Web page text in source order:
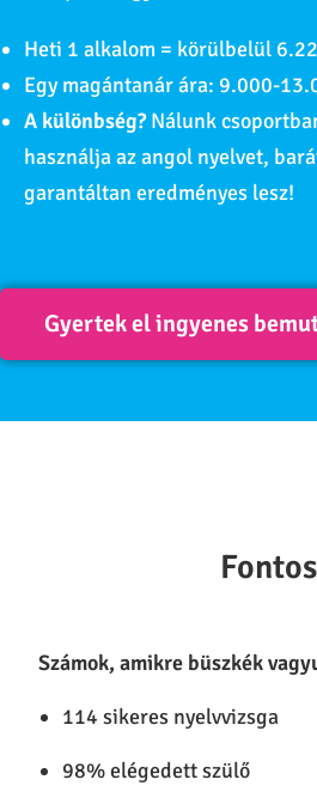
Heti 1 alkalom = körülbelül
Egy magántanár ára: 9.000-
A különbség?Nálunk
használja az angol nyelvet,
garantáltan eredményes lesz!
Gyertek el ingyenes
Fontos
Számok, amikre büszkék
114 sikeres nyelvvizsga
98% elégedett szülő